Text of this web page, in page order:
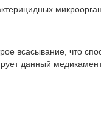
всасывание, что
данный